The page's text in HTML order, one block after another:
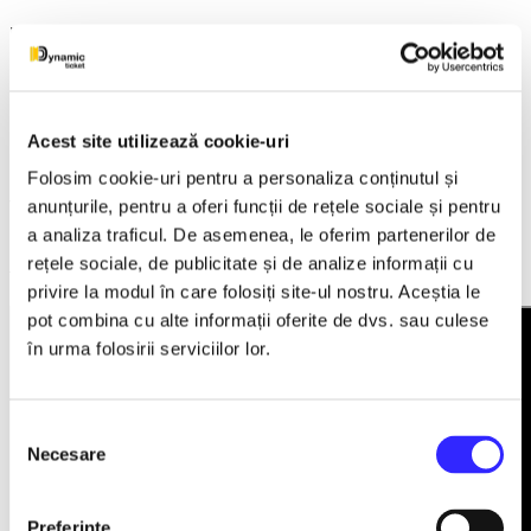
Acest site utilizează cookie-uri
Folosim cookie-uri pentru a personaliza conținutul și
anunțurile, pentru a oferi funcții de rețele sociale și pentru
a analiza traficul. De asemenea, le oferim partenerilor de
rețele sociale, de publicitate și de analize informații cu
privire la modul în care folosiți site-ul nostru. Aceștia le
pot combina cu alte informații oferite de dvs. sau culese
în urma folosirii serviciilor lor.
consimțământului
Necesare
Detalii eveniment
13 Noiembrie 2026 ora 19:00
The Evolution of Magic este un spectacol modern de magie
pentru teatru care combină iluzii, mentalism, poveste,
interacțiune cu publicul și magie vizuală, creând o experiență
teatrală completă.